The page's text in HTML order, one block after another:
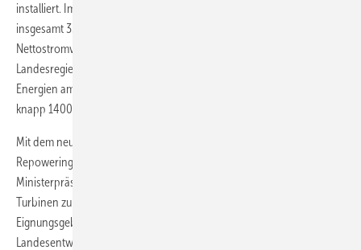
installiert. Im vergangenen Jahr wurden lediglich 18 Anlagen mit
insgesamt 33,05 MW zugebaut. Der Anteil der Windenergie am
Nettostromverbrauch beträgt acht Prozent. Die sächsische
Landesregierung strebt bis 2020 an, den Anteil der Erneuerbaren
Energien am Stromverbrauch auf 24 Prozent zu erhöhen, von derzeit
knapp 1400 auf künftig 2530 Gigawattstunden (GWh).
Mit dem neuen Landesentwicklungsplan will das Land verstärkt auf
Repowering setzen: Das Interesse der Landesregierung unter
Ministerpräsident Stanislaw Tillich (CDU), Altanlagen durch neue
Turbinen zu ersetzen, soll bei der Festlegung von Vorrang- und
Eignungsgebieten Berücksichtigung finden, heißt es im
Landesentwicklungsplan. Zudem sollen die Träger der